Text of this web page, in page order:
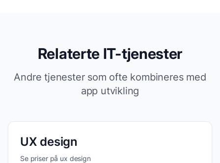
Relaterte IT-tjenester
Andre tjenester som ofte kombineres med
app utvikling
UX design
Se priser på ux design